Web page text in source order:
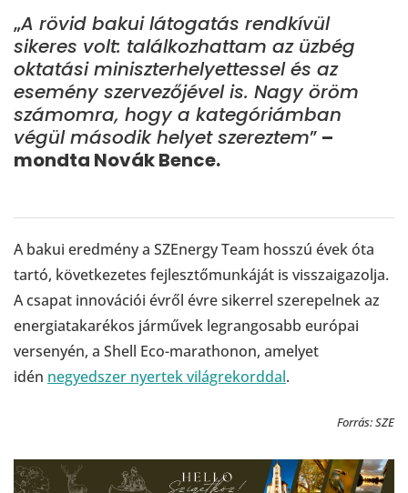
„A rövid bakui látogatás rendkívül
sikeres volt: találkozhattam az üzbég
oktatási miniszterhelyettessel és az
esemény szervezőjével is. Nagy öröm
számomra, hogy a kategóriámban
végül második helyet szereztem” –
mondta Novák Bence.
A bakui eredmény a SZEnergy Team hosszú évek óta
tartó, következetes fejlesztőmunkáját is visszaigazolja.
A csapat innovációi évről évre sikerrel szerepelnek az
energiatakarékos járművek legrangosabb európai
versenyén, a Shell Eco-marathonon, amelyet
idén negyedszer nyertek világrekorddal.
Forrás: SZE